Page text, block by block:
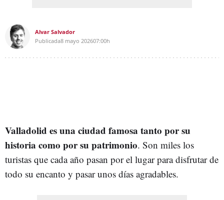
Alvar Salvador
Publicada8 mayo 202607:00h
Valladolid es una ciudad famosa tanto por su
historia como por su patrimonio. Son miles los
turistas que cada año pasan por el lugar para disfrutar de
todo su encanto y pasar unos días agradables.